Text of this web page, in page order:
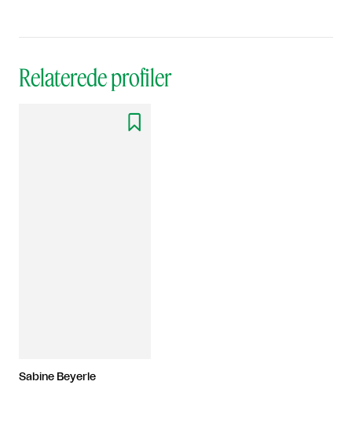
Relaterede profiler

Sabine Beyerle